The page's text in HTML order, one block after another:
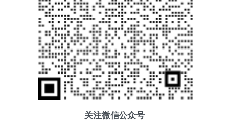
关注微信公众号